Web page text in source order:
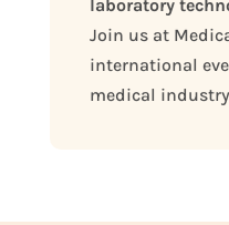
laboratory
Join us at
international
medical